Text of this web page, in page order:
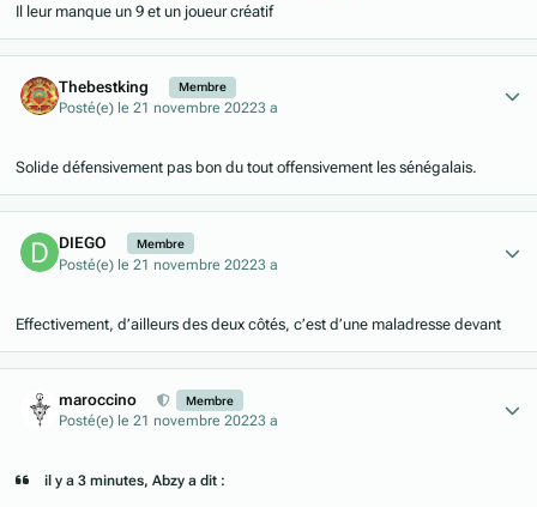
Il leur manque un 9 et un joueur créatif
Thebestking Membre
Posté(e) le 21 novembre 20223 a
Solide défensivement pas bon du tout offensivement les sénégalais.
DIEGO Membre
Posté(e) le 21 novembre 20223 a
Effectivement, d’ailleurs des deux côtés, c’est d’une maladresse devant
maroccino Membre
Posté(e) le 21 novembre 20223 a
il y a 3 minutes, Abzy a dit :